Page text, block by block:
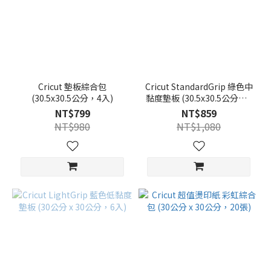
Cricut 墊板綜合包
(30.5x30.5公分，4入)
NT$799
NT$980
Cricut StandardGrip 綠色中
黏度墊板 (30.5x30.5公分，6
入)
NT$859
NT$1,080